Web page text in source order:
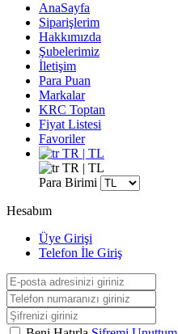
AnaSayfa
Siparişlerim
Hakkımızda
Şubelerimiz
İletişim
Para Puan
Markalar
KRC Toptan
Fiyat Listesi
Favoriler
TR | TL
TR | TL
Para Birimi
Hesabım
Üye Girişi
Telefon İle Giriş